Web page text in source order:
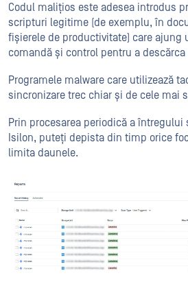
Codul malițios este adesea introdus
scripturi legitime (de exemplu, în
fișierele de productivitate) care ajung
comandă și control pentru a
Programele malware care utilizează
sincronizare trec chiar și de cele mai
Prin procesarea periodică a
Isilon, puteți depista din timp orice
limita daunele.